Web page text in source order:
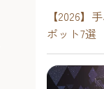
福岡市内で楽
す。源泉掛け
温度は49度と
畳敷きの無料
代にタイムス
南エリア
【2026】
ポット7選
手軽に楽